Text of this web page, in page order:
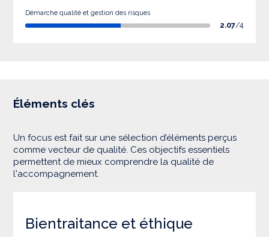
Démarche qualité et gestion des risques
2.07/4
Éléments clés
Un focus est fait sur une sélection d’éléments perçus
comme vecteur de qualité. Ces objectifs essentiels
permettent de mieux comprendre la qualité de
l'accompagnement.
Bientraitance et éthique